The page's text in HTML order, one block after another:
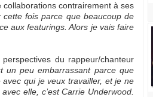
contrairement à ses
cette fois parce que beaucoup de
aux featurings. Alors je vais faire
du rappeur/chanteur
un peu embarrassant parce que
qui je veux travailler, et je ne
elle, c’est Carrie Underwood.